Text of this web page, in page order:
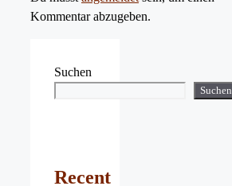
Kommentar abzugeben.
Suchen
Suchen
Recent